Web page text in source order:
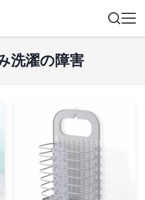
洗濯の障害